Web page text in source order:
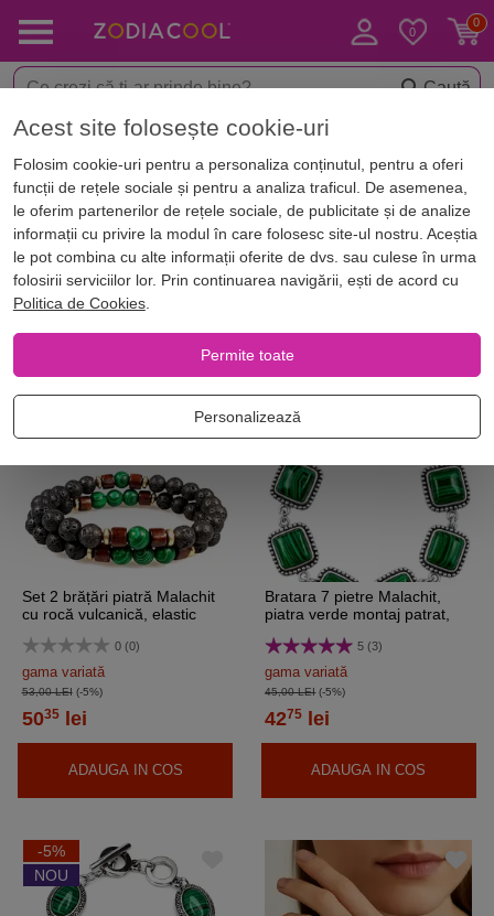
Caută
Acasă Ofertă Produse
Oferta16 produse
Sterge toate filtrele x piatra: malachitx
Filtrează Reducere
Oferte speciale pentru tine
Set 2 brățări piatră Malachit
cu rocă vulcanică, elastic
0 (0)
gama variată
53,00 LEI(-5%)
5035lei
ADAUGA IN COS
-5%
Bratara 7 pietre Malachit,
piatra verde montaj patrat,
5 (3)
gama variată
45,00 LEI(-5%)
4275 lei
ADAUGA IN COS
-5%
NOU
Acest site folosește cookie-uri
Folosim cookie-uri pentru a personaliza conținutul, pentru a oferi
funcții de rețele sociale și pentru a analiza traficul. De asemenea,
le oferim partenerilor de rețele sociale, de publicitate și de analize
informații cu privire la modul în care folosesc site-ul nostru. Aceștia
le pot combina cu alte informații oferite de dvs. sau culese în urma
folosirii serviciilor lor. Prin continuarea navigării, ești de acord cu
Politica de Cookies.
Permite toate
Personalizează